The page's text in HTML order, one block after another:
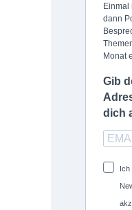
Einmal
dann
Monat
Gib
dich